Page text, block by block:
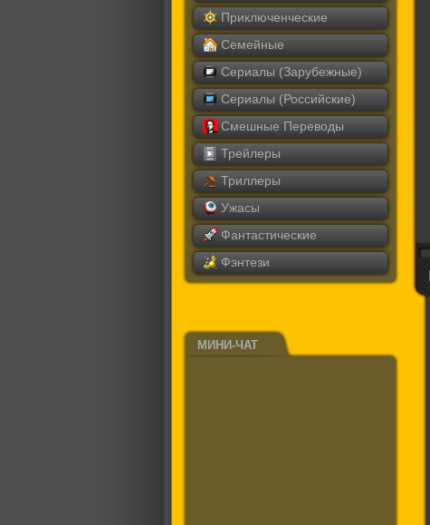
Приключенческие
Семейные
Сериалы (Зарубежные)
Сериалы (Российские)
Смешные Переводы
Трейлеры
Триллеры
Ужасы
Фантастические
Фэнтези
МИНИ-ЧАТ